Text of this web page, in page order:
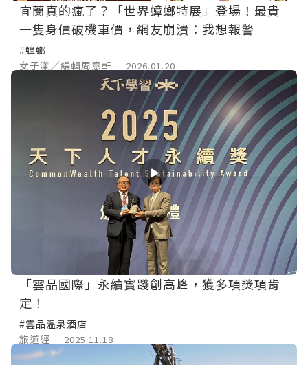
宜蘭真的瘋了？「世界蟑螂特展」登場！最貴
一隻身價破機車價，網友崩潰：我想報警
#蟑螂
女子漾／編輯周意軒
2026.01.20
「雲品國際」永續實踐創高峰，獲多項獎項肯
定！
#雲品溫泉酒店
旅遊經
2025.11.18